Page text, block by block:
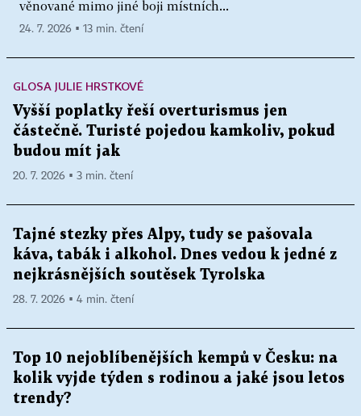
věnované mimo jiné boji místních...
24. 7. 2026 ▪ 13 min. čtení
GLOSA JULIE HRSTKOVÉ
Vyšší poplatky řeší overturismus jen
částečně. Turisté pojedou kamkoliv, pokud
budou mít jak
20. 7. 2026 ▪ 3 min. čtení
Tajné stezky přes Alpy, tudy se pašovala
káva, tabák i alkohol. Dnes vedou k jedné z
nejkrásnějších soutěsek Tyrolska
28. 7. 2026 ▪ 4 min. čtení
Top 10 nejoblíbenějších kempů v Česku: na
kolik vyjde týden s rodinou a jaké jsou letos
trendy?